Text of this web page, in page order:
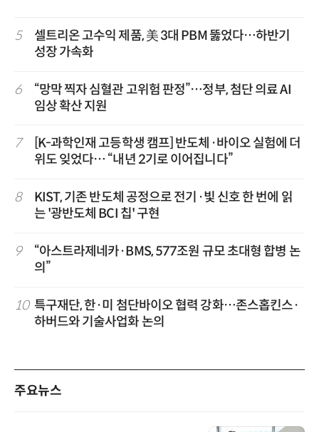
5
셀트리온 고수익 제품, 美 3대 PBM 뚫었다…하반기
성장 가속화
6
“망막 찍자 심혈관 고위험 판정”…정부, 첨단 의료 AI
임상 확산 지원
7
[K-과학인재 고등학생 캠프] 반도체·바이오 실험에 더
위도 잊었다… “내년 2기로 이어집니다”
8
KIST, 기존 반도체 공정으로 전기·빛 신호 한 번에 읽
는 '광반도체 BCI 칩' 구현
9
“아스트라제네카·BMS, 577조원 규모 초대형 합병 논
의”
10 특구재단, 한·미 첨단바이오 협력 강화…존스홉킨스·
하버드와 기술사업화 논의
주요뉴스